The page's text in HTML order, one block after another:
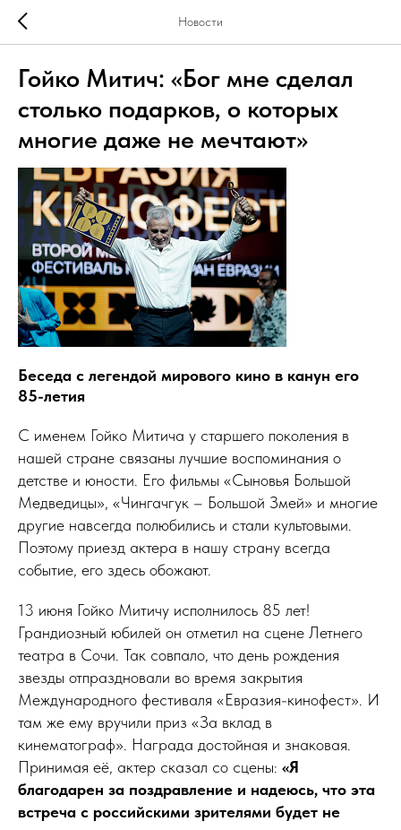
Новости
Гойко Митич: «Бог мне сделал
столько подарков, о которых
многие даже не мечтают»
Беседа с легендой мирового кино в канун его
85-летия
С именем Гойко Митича у старшего поколения в
нашей стране связаны лучшие воспоминания о
детстве и юности. Его фильмы «Сыновья Большой
Медведицы», «Чингачгук – Большой Змей» и многие
другие навсегда полюбились и стали культовыми.
Поэтому приезд актера в нашу страну всегда
событие, его здесь обожают.
13 июня Гойко Митичу исполнилось 85 лет!
Грандиозный юбилей он отметил на сцене Летнего
театра в Сочи. Так совпало, что день рождения
звезды отпраздновали во время закрытия
Международного фестиваля «Евразия-кинофест». И
там же ему вручили приз «За вклад в
кинематограф». Награда достойная и знаковая.
Принимая её, актер сказал со сцены: «Я
благодарен за поздравление и надеюсь, что эта
встреча с российскими зрителями будет не